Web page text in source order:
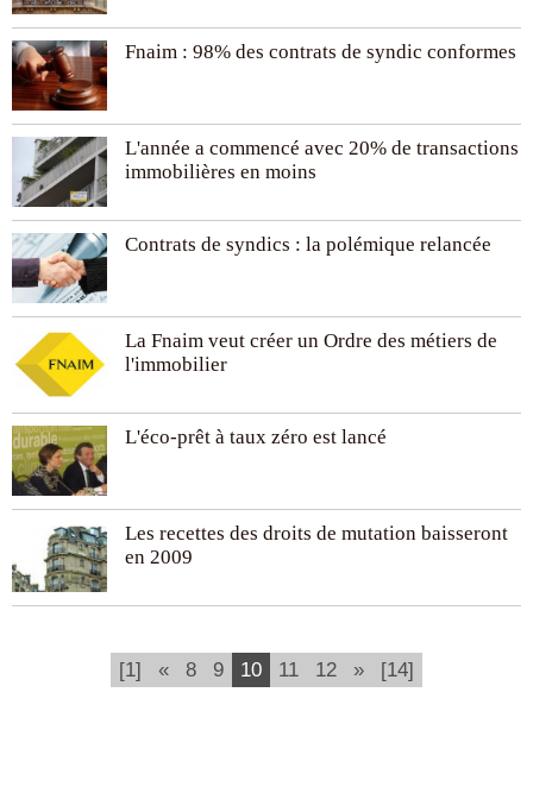
Fnaim : 98% des contrats de syndic conformes
L'année a commencé avec 20% de transactions
immobilières en moins
Contrats de syndics : la polémique relancée
La Fnaim veut créer un Ordre des métiers de
l'immobilier
L'éco-prêt à taux zéro est lancé
Les recettes des droits de mutation baisseront
en 2009
[1] « 8 9 10(current)
11 12 » [14]